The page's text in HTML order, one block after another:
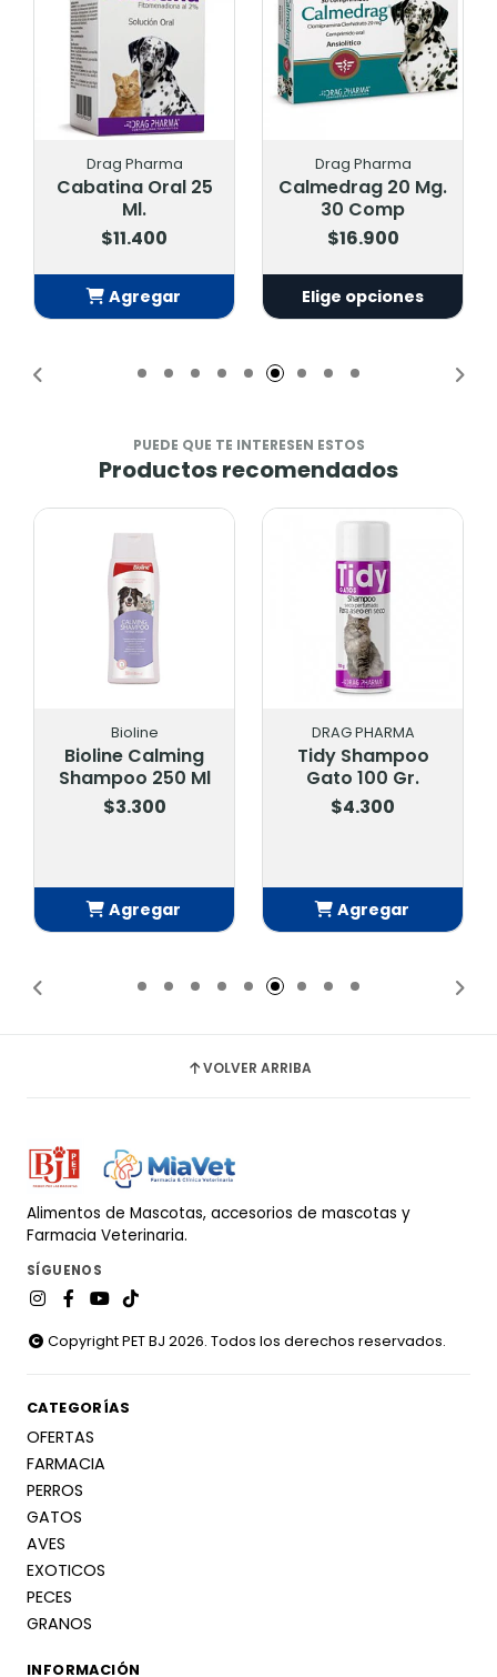
Drag Pharma
Cabatina Oral 25
Ml.
$11.400
Agregar
Drag Pharma
Calmedrag 20 Mg.
30 Comp
$16.900
Elige opciones
PUEDE QUE TE INTERESEN ESTOS
Productos recomendados
Bioline
Bioline Calming
Shampoo 250 Ml
$3.300
Agregar
DRAG PHARMA
Tidy Shampoo
Gato 100 Gr.
$4.300
Agregar
VOLVER ARRIBA
Alimentos de Mascotas, accesorios de mascotas y
Farmacia Veterinaria.
SÍGUENOS
Copyright PET BJ 2026. Todos los derechos reservados.
CATEGORÍAS
OFERTAS
FARMACIA
PERROS
GATOS
AVES
EXOTICOS
PECES
GRANOS
INFORMACIÓN